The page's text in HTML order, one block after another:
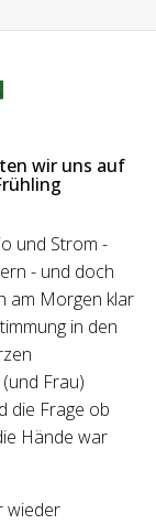
wir uns auf
und Strom -
- und doch
am Morgen klar
in den
Frau)
die Frage ob
Hände war
wieder